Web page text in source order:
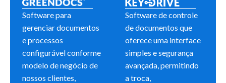
Software para
gerenciar documentos
e processos
configurável conforme
modelo de negócio de
nossos clientes,
Software de controle
de documentos que
oferece uma interface
simples e segurança
avançada, permitindo
a troca,